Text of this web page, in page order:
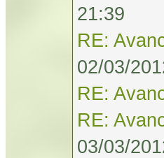
21:39
RE:
02/03/
RE:
RE:
03/03/